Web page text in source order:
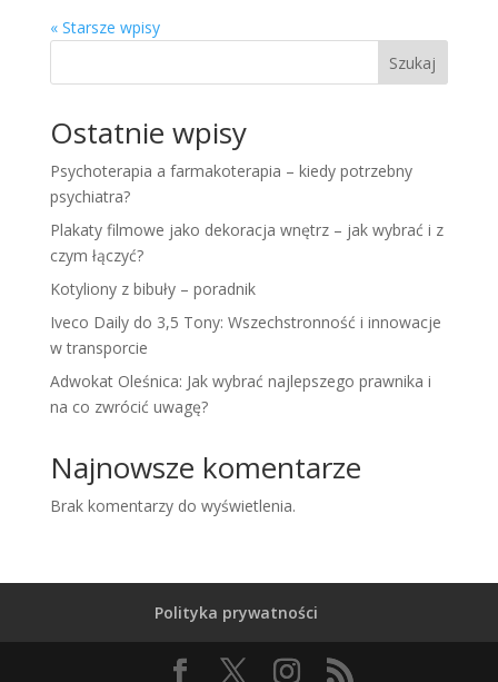
« Starsze wpisy
Szukaj
Ostatnie wpisy
Psychoterapia a farmakoterapia – kiedy potrzebny
psychiatra?
Plakaty filmowe jako dekoracja wnętrz – jak wybrać i z
czym łączyć?
Kotyliony z bibuły – poradnik
Iveco Daily do 3,5 Tony: Wszechstronność i innowacje
w transporcie
Adwokat Oleśnica: Jak wybrać najlepszego prawnika i
na co zwrócić uwagę?
Najnowsze komentarze
Brak komentarzy do wyświetlenia.
Polityka prywatności